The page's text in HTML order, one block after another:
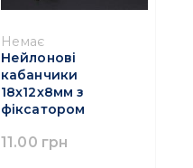
Немає
Нейлонові
кабанчики
18х12х8мм з
фіксатором
11.00 грн